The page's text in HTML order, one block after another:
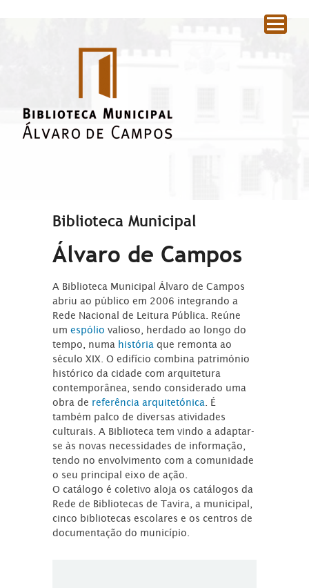
Biblioteca Municipal
Álvaro de Campos
A Biblioteca Municipal Álvaro de Campos
abriu ao público em 2006 integrando a
Rede Nacional de Leitura Pública. Reúne
umespóliovalioso, herdado ao longo do
tempo, numa história que remonta ao
século XIX. O edifício combina património
histórico da cidade com arquitetura
contemporânea, sendo considerado uma
obra de referência arquitetónica . É
também palco de diversas atividades
culturais. A Biblioteca tem vindo a adaptar-
se às novas necessidades de informação,
tendo no envolvimento com a comunidade
o seu principal eixo de ação.
O catálogo é coletivo aloja os catálogos da
Rede de Bibliotecas de Tavira, a municipal,
cinco bibliotecas escolares e os centros de
documentação do município.